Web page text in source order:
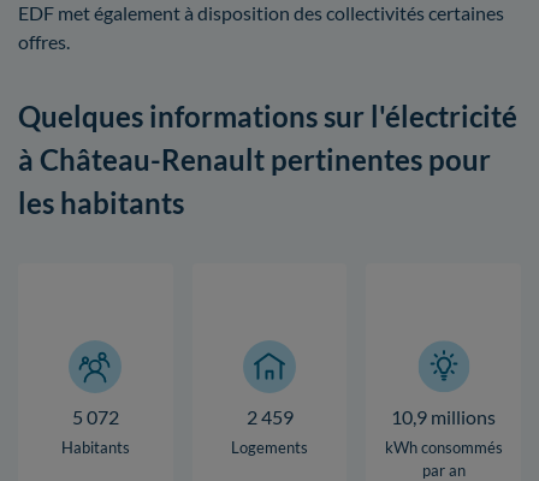
EDF met également à disposition des collectivités certaines
offres.
Quelques informations sur l'électricité
à Château-Renault pertinentes pour
les habitants
5 072
Habitants
2 459
Logements
10,9 millions
kWh consommés
par an